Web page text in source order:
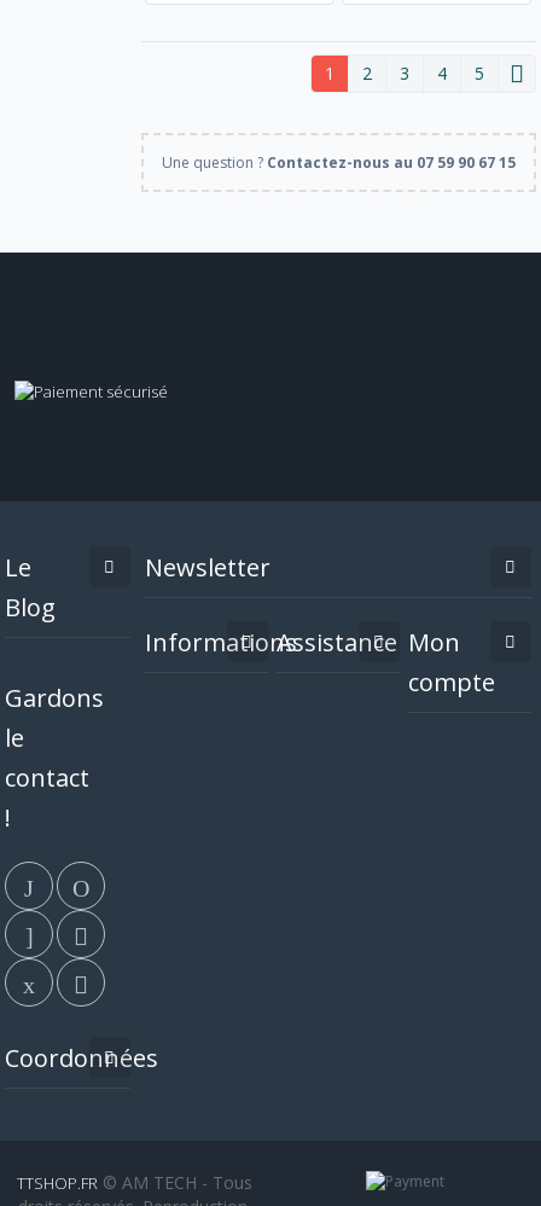
1 2 3 4 5
Une question ? Contactez-nous au 07 59 90 67 15
Le
Blog
Gardons
le
contact
!
Coordonnées
Newsletter
InformationsAssistance Mon
compte
TTSHOP.FR © AM TECH - Tous